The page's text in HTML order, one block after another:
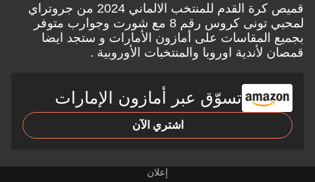
قميص كرة القدم للمنتخب الالماني 2024 من جروتراي
لمحبي تونى كروس رقم 8 مع شورت وجوارب متوفر
بجميع المقاسات على أمازون الأمارات و ستجد ايضا
قمصان لأندية اوروبا والمنتخبات الأوروبية .
تسوّق عبر أمازون الإمارات
اشتري الآن
إعلان